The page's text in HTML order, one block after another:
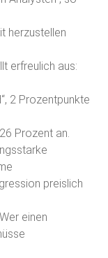
herzustellen
erfreulich aus:
2 Prozentpunkte
Prozent an.
preislich
einen